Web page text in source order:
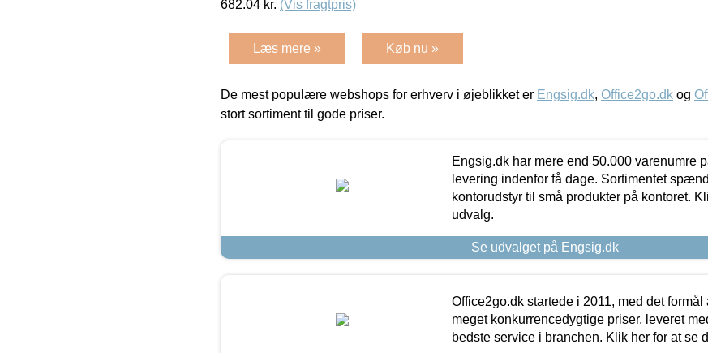
682.04 kr. (Vis fragtpris)
Læs mere » Køb nu »
De mest populære webshops for erhverv i øjeblikket er Engsig.dk, Office2go.dk og
stort sortiment til gode priser.
Engsig.dk har mere end 50.000 varenumre
levering indenfor få dage. Sortimentet
kontorudstyr til små produkter på kontoret.
udvalg.
Se udvalget på Engsig.dk
Office2go.dk startede i 2011, med det formål
meget konkurrencedygtige priser, leveret
bedste service i branchen. Klik her for at se